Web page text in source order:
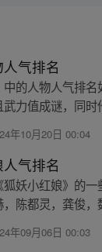
气排名
中的人物人气排
力值成谜，同
年10月20日 00:04
气排名
狐妖小红娘》的
陈都灵，龚俊，
年09月06日 00:03